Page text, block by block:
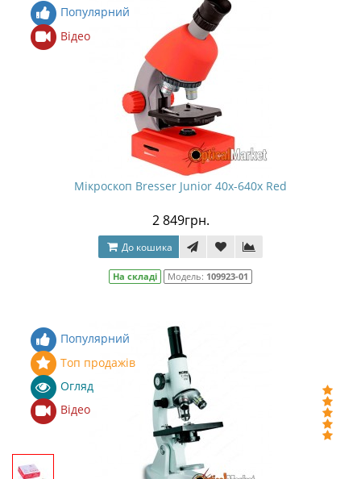
Популярний
Відео
Мікроскоп Bresser Junior 40x-640x Red
2 849грн.
До кошика
На складі Модель: 109923-01
Популярний
Топ продажів
Огляд
Відео